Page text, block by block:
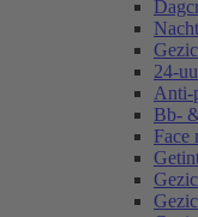
24-
Anti-
Bb-
Face